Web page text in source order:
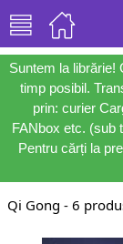
Suntem la librărie!
timp posibil.
prin: curier
FANbox etc. (sub
Pentru cărți la
Qi Gong - 6